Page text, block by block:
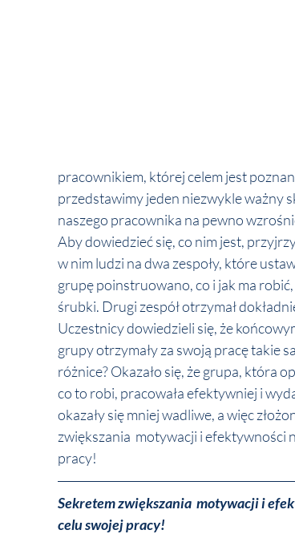
pracownikiem, której celem jest
przedstawimy jeden niezwykle ważny
naszego pracownika na pewno
Aby dowiedzieć się, co nim jest,
w nim ludzi na dwa zespoły, które
grupę poinstruowano, co i jak ma
śrubki. Drugi zespół otrzymał
Uczestnicy dowiedzieli się, że
grupy otrzymały za swoją pracę takie
różnice? Okazało się, że grupa, która
co to robi, pracowała efektywniej i
okazały się mniej wadliwe, a więc
zwiększania  motywacji i efektywności
pracy!
Sekretem zwiększania  motywacji i
celu swojej pracy!